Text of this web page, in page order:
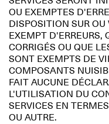
OU EXEMPTES
DISPOSITION SUR OU
EXEMPT D'ERREURS,
CORRIGÉS OU QUE
SONT EXEMPTS DE
COMPOSANTS
FAIT AUCUNE
L'UTILISATION DU
SERVICES EN
OU AUTRE.